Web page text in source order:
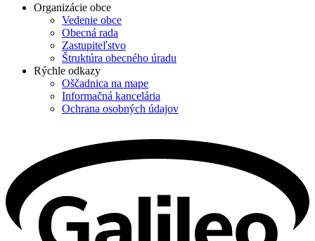
Organizácie obce
Vedenie obce
Obecná rada
Zastupiteľstvo
Štruktúra obecného úradu
Rýchle odkazy
Oščadnica na mape
Informačná kancelária
Ochrana osobných údajov